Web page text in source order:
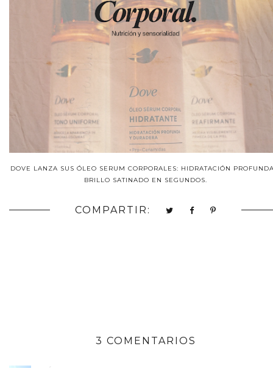
DOVE LANZA SUS ÓLEO SERUM CORPORALES: HIDRATACIÓN
BRILLO SATINADO EN SEGUNDOS.
COMPARTIR:
3 COMENTARIOS